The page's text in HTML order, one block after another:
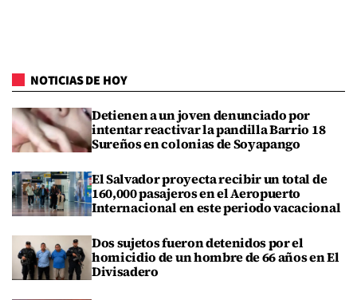
NOTICIAS DE HOY
Detienen a un joven denunciado por
intentar reactivar la pandilla Barrio 18
Sureños en colonias de Soyapango
El Salvador proyecta recibir un total de
160,000 pasajeros en el Aeropuerto
Internacional en este periodo vacacional
Dos sujetos fueron detenidos por el
homicidio de un hombre de 66 años en El
Divisadero